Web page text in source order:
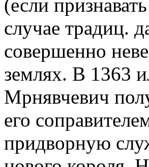
(если
случае традиц.
совершенно
землях. В 1363
Мрнявчевич
его
придворную